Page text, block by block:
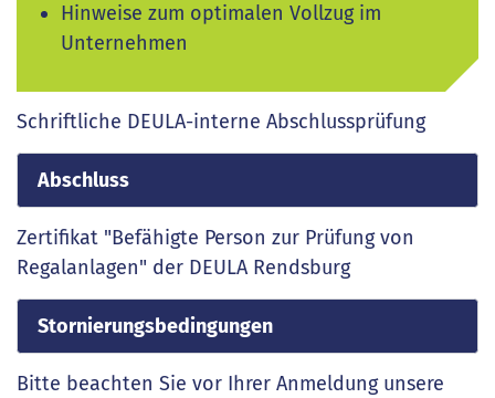
Hinweise zum optimalen Vollzug im
Unternehmen
Schriftliche DEULA-interne Abschlussprüfung
Abschluss
Zertifikat "Befähigte Person zur Prüfung von
Regalanlagen" der DEULA Rendsburg
Stornierungsbedingungen
Bitte beachten Sie vor Ihrer Anmeldung unsere